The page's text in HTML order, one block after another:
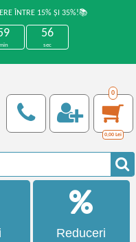
ÎNTRE 15% ȘI 35%!📚
56
sec
0
0,00 Lei
Reduceri